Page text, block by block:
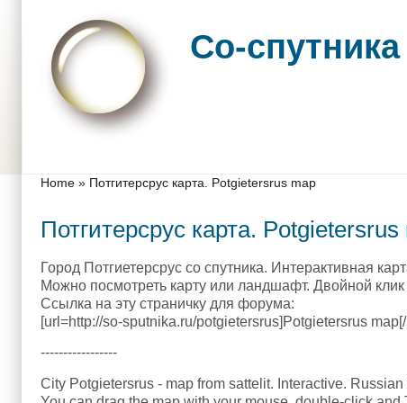
Со-спутника
You are here
Home » Потгитерсрус карта. Potgietersrus map
Потгитерсрус карта. Potgietersrus
Город Потгиетерсрус со спутника. Интерактивная
Можно посмотреть карту или ландшафт. Двойной
Ссылка на эту страничку для форума:
[url=http://so-sputnika.ru/potgietersrus]Potgietersrus
-----------------
City Potgietersrus - map from sattelit. Interactive. Russian